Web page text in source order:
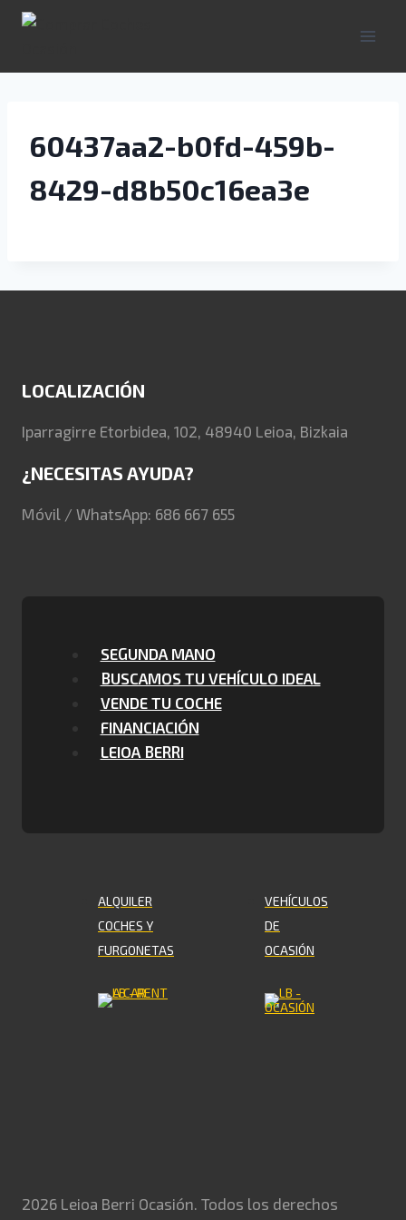
Saltar
60437aa2-b0fd-459b-
8429-d8b50c16ea3e
LOCALIZACIÓN
Iparragirre Etorbidea, 102, 48940 Leioa, Bizkaia
¿NECESITAS AYUDA?
Móvil / WhatsApp: 686 667 655
SEGUNDA MANO
BUSCAMOS TU VEHÍCULO IDEAL
VENDE TU COCHE
FINANCIACIÓN
LEIOA BERRI
ALQUILER
COCHES Y
FURGONETAS
VEHÍCULOS
DE
OCASIÓN
2026 Leioa Berri Ocasión. Todos los derechos